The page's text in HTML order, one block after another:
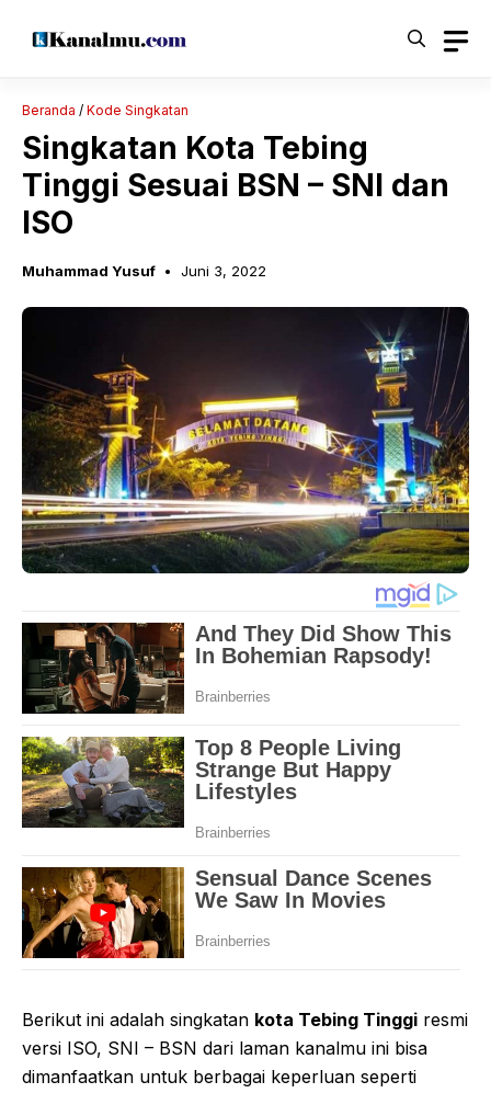
Beranda / Kode Singkatan
Singkatan Kota Tebing
Tinggi Sesuai BSN – SNI dan
ISO
Muhammad Yusuf Juni 3, 2022
Berikut ini adalah singkatan kota Tebing Tinggi resmi
versi ISO, SNI – BSN dari laman kanalmu ini bisa
dimanfaatkan untuk berbagai keperluan seperti